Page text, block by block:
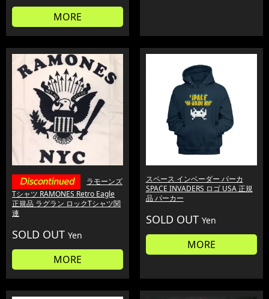
MORE
ラモーンズ
Tシャツ RAMONES Retro Eagle
正規品 ラグラン ロックTシャツ関
連
SOLD OUT Yen
MORE
スペース インベーダー パーカ
SPACE INVADERS ロゴ USA 正規
品 パーカー
SOLD OUT Yen
MORE